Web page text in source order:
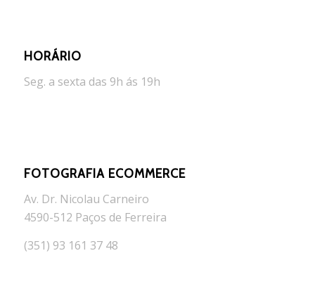
HORÁRIO
Seg. a sexta das 9h ás 19h
FOTOGRAFIA ECOMMERCE
Av. Dr. Nicolau Carneiro
4590-512 Paços de Ferreira
(351) 93 161 37 48